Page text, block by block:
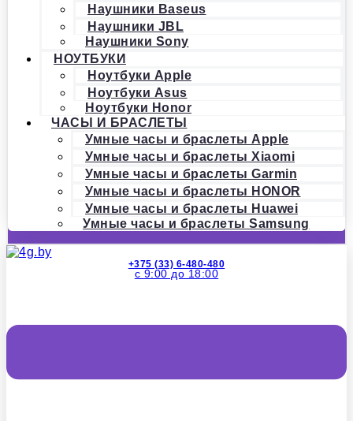
Наушники Baseus
Наушники JBL
Наушники Sony
НОУТБУКИ
Ноутбуки Apple
Ноутбуки Asus
Ноутбуки Honor
ЧАСЫ И БРАСЛЕТЫ
Умные часы и браслеты Apple
Умные часы и браслеты Xiaomi
Умные часы и браслеты Garmin
Умные часы и браслеты HONOR
Умные часы и браслеты Huawei
Умные часы и браслеты Samsung
+375 (33) 6-480-480
с 9:00 до 18:00